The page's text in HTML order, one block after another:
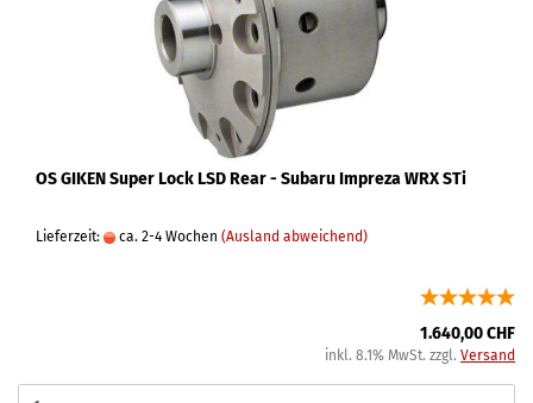
OS GIKEN Super Lock LSD Rear - Subaru Impreza WRX STi
Lieferzeit: ca. 2-4 Wochen (Ausland abweichend)
1.640,00 CHF
inkl. 8.1% MwSt. zzgl. Versand